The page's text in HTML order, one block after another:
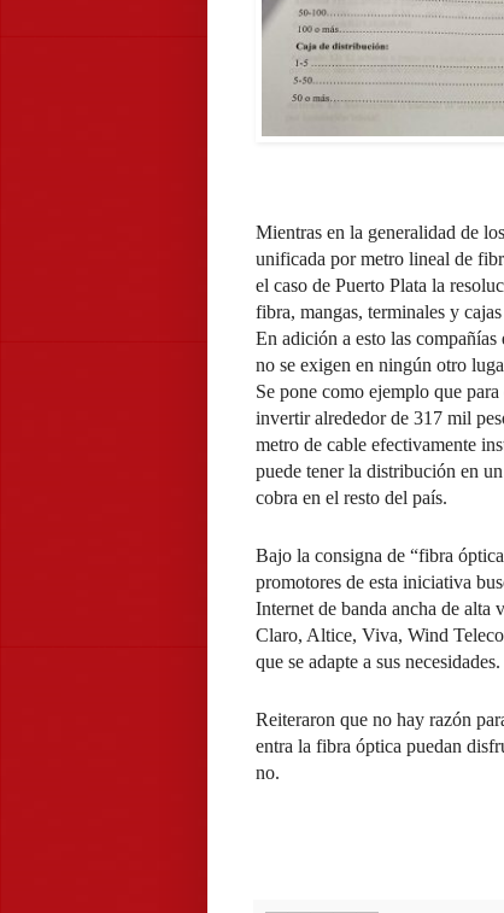
Mientras en la generalidad de
unificada por metro lineal de
el caso de Puerto Plata la
fibra, mangas, terminales y
En adición a esto las
no se exigen en ningún otro
Se pone como ejemplo que
invertir alrededor de 317 mil
metro de cable efectivamente
puede tener la distribución en
cobra en el resto del país.
Bajo la consigna de “fibra
promotores de esta iniciativa
Internet de banda ancha de alta
Claro, Altice, Viva, Wind
que se adapte a sus necesidades.
Reiteraron que no hay razón
entra la fibra óptica puedan
no.